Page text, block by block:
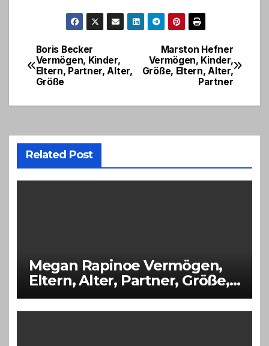
Post
navigation
Marston Hefner
Vermögen, Kinder,
Größe, Eltern, Alter,
Partner
Boris Becker
Vermögen, Kinder,
Eltern, Partner, Alter,
Größe
Related Post
Megan Rapinoe Vermögen,
Eltern, Alter, Partner, Größe,
Kinder